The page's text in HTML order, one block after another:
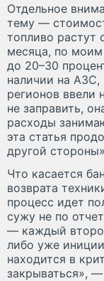
Отдельное
тему —
топливо растут
месяца, по
до 20–30
наличии на АЗС,
регионов ввели
не заправить,
расходы
эта статья
другой
Что касается
возврата
процесс идет
сужу не по
— каждый
либо уже
находится в
закрываться»,